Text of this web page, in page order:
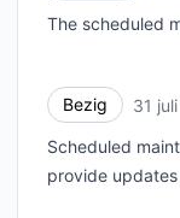
The scheduled
Bezig 31
Scheduled
provide